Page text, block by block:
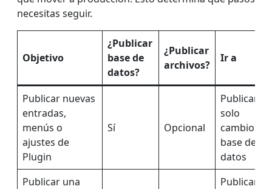
necesitas seguir.
Objetivo
¿Publicar
base de
datos?
¿Publicar
archivos?
Ir a
Publicar nuevas
entradas,
menús o
ajustes de
Plugin
Sí Opcional
Publicar
solo
cambios
base de
datos
Publicar una
Publicar